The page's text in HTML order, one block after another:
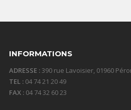
INFORMATIONS
ADRESSE :390 rue Lavoisier, 01960
TEL :04 74 21 20 49
FAX :04 74 32 60 23